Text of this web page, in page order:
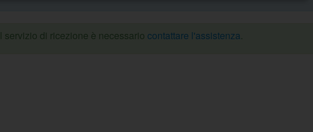
servizio di ricezione è necessario contattare l'assistenza.